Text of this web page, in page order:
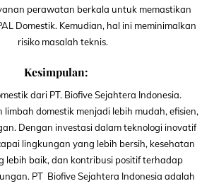
perawatan berkala untuk memastikan
Domestik. Kemudian, hal ini meminimalkan
risiko masalah teknis.
Kesimpulan:
dari PT. Biofive Sejahtera Indonesia.
limbah domestik menjadi lebih mudah, efisien,
Dengan investasi dalam teknologi inovatif
lingkungan yang lebih bersih, kesehatan
lebih baik, dan kontribusi positif terhadap
PT Biofive Sejahtera Indonesia adalah